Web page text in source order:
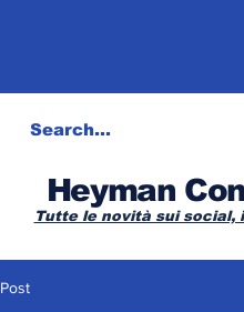
Heyman
Tutte le novità sui social,
Post